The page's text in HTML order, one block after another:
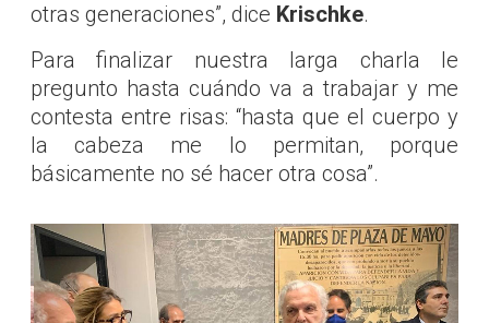
otras generaciones”, dice Krischke.
Para finalizar nuestra larga charla le
pregunto hasta cuándo va a trabajar y me
contesta entre risas: “hasta que el cuerpo y
la cabeza me lo permitan, porque
básicamente no sé hacer otra cosa”.